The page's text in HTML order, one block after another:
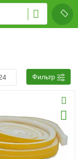
Фильтр